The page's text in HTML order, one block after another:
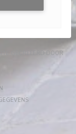
GECREËERD DOOR
IN EEN NIEUW VENSTER))
((OPENT IN EEN
IN EEN NIEUW